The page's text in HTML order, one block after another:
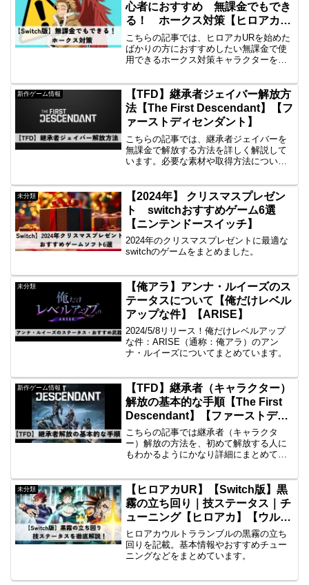
心者におすすめ 無課金でもでき
る！ ホークス対策【ヒロアカ】
【ウルトラランブル】
こちらの記事では、ヒロアカURを始めた
ばかりの方におすすめしたい無課金で使
用できるホークス対策キャラクターを紹
新作ゲーム情報
【TFD】継承者ジェイバー解放方
法【The First Descendant】【フ
ァーストディセンダント】
こちらの記事では、継承者ジェイバーを
無課金で解放する方法を詳しく解説して
います。必要な素材や取得方法について
ださい！
未分類
【2024年】 クリスマスプレゼン
ト switchおすすめゲーム6選
【ニンテンドースイッチ】
2024年のクリスマスプレゼントに最適な
switchのゲームをまとめました。
未分類
【俺アラ】アンナ・ルイーズのス
テータスについて【俺だけレベル
アップな件】【ARISE】
2024/5/8リリース！俺だけレベルアップ
な件：ARISE（通称：俺アラ）のアン
ナ・ルイーズについてまとめています。
新作ゲーム情報
【TFD】継承者（キャラクター）
解放の基本的な手順【The First
Descendant】【ファーストディ
センダント】
こちらの記事では継承者（キャラクタ
ー）解放の方法を、初めて解放する人に
もわかるようにかなり詳細にまとめてい
未分類
【ヒロアカUR】【Switch版】黒
霧の立ち回り｜技ステータス｜チ
ューニング【ヒロアカ】【ウルト
ラランブル】
ヒロアカウルトラランブルの黒霧の立ち
回りを記載。基本情報やおすすめチュー
ニングなどをまとめています。